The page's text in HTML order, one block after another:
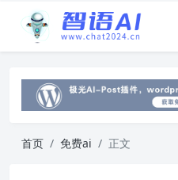
首页 免费ai 正文